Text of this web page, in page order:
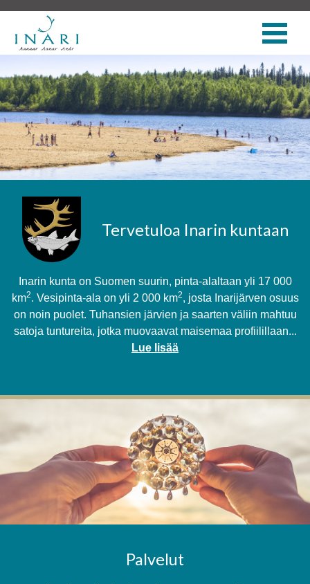
Tervetuloa Inarin kuntaan
Inarin kunta on Suomen suurin, pinta-alaltaan yli 17 000
km2. Vesipinta-ala on yli 2 000 km2, josta Inarijärven osuus
on noin puolet. Tuhansien järvien ja saarten väliin mahtuu
satoja tuntureita, jotka muovaavat maisemaa profiilillaan...
Lue lisää
Palvelut